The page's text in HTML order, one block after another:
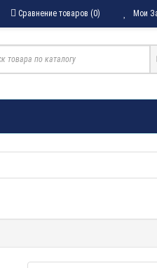
Мои
Сравнение товаров (0)